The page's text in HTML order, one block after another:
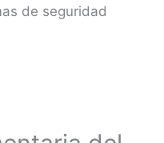
de seguridad